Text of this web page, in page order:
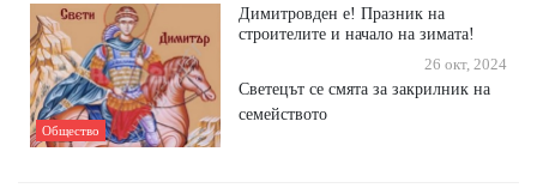
Общество
Димитровден е! Празник на
строителите и начало на зимата!
26 окт, 2024
Светецът се смята за закрилник на
семейството